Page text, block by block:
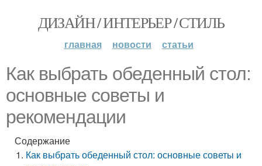
ДИЗАЙН / ИНТЕРЬЕР / СТИЛЬ
главная новости статьи
Как выбрать обеденный стол:
основные советы и
рекомендации
Содержание
Как выбрать обеденный стол: основные советы и